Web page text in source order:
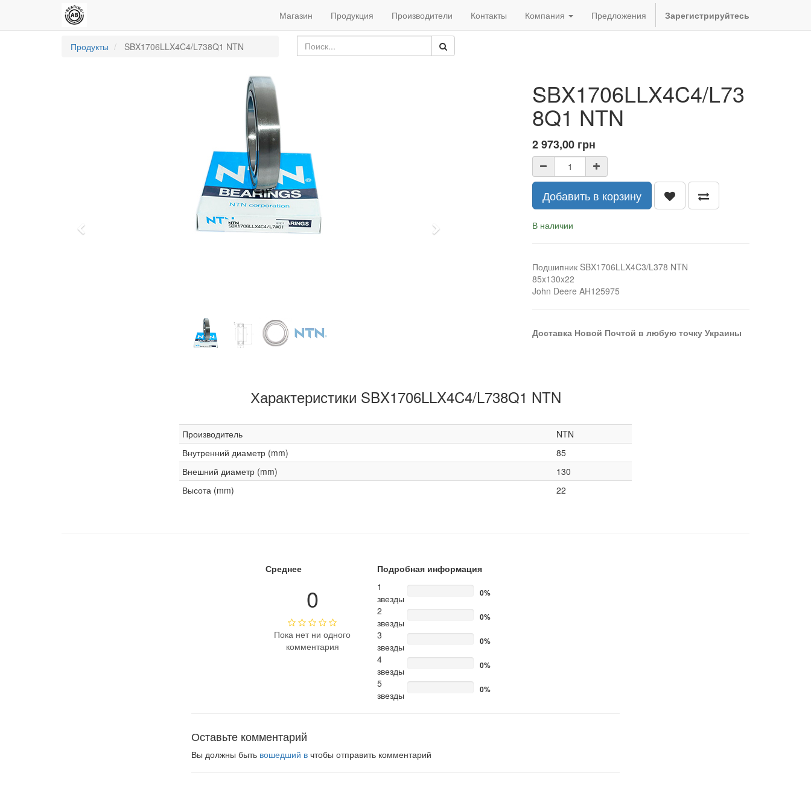
Магазин Продукция Производители Контакты Компания Предложения Зарегистрируйтесь
Продукты SBX1706LLX4C4/L738Q1 NTN
Next
SBX1706LLX4C4/L73
8Q1 NTN
2 973,00 грн
Добавить в корзину
В наличии
Подшипник SBX1706LLX4C3/L378 NTN
85x130x22
John Deere AH125975
Доставка Новой Почтой в любую точку Украины
Характеристики SBX1706LLX4C4/L738Q1 NTN
Производитель
NTN
Внутренний диаметр (mm)
85
Внешний диаметр (mm)
130
Высота (mm)
22
Среднее
0
Пока нет ни одного
комментария
Подробная информация
1
звезды
0%
2
звезды
0%
3
звезды
0%
4
звезды
0%
5
звезды
0%
Оставьте комментарий
Вы должны быть вошедший в чтобы отправить комментарий